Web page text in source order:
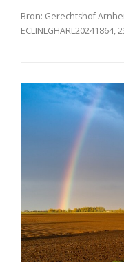
Bron: Gerechtshof
ECLINLGHARL20241864,